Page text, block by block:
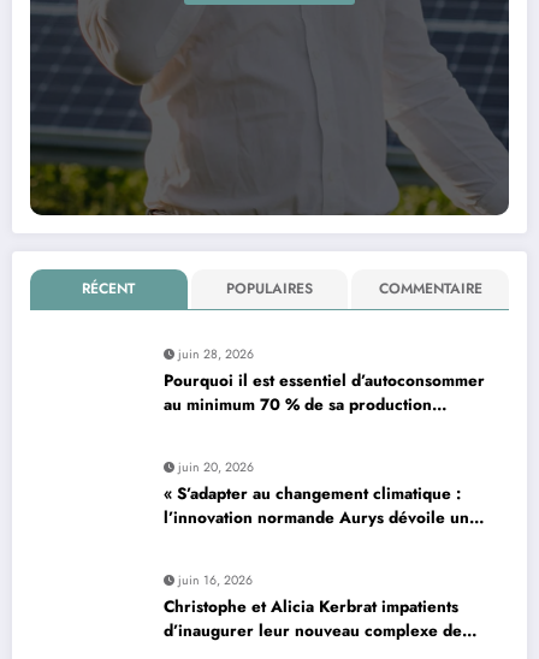
RÉCENT POPULAIRES COMMENTAIRE
juin 28, 2026
Pourquoi il est essentiel d’autoconsommer
au minimum 70 % de sa production
juin 20, 2026
« S’adapter au changement climatique :
l’innovation normande Aurys dévoile un
juin 16, 2026
Christophe et Alicia Kerbrat impatients
d’inaugurer leur nouveau complexe de